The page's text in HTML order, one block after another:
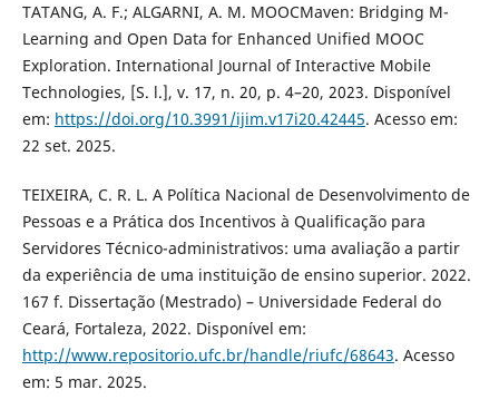
TATANG, A. F.; ALGARNI, A. M. MOOCMaven: Bridging M-
Learning and Open Data for Enhanced Unified MOOC
Exploration. International Journal of Interactive Mobile
Technologies, [S. l.], v. 17, n. 20, p. 4–20, 2023. Disponível
em: https://doi.org/10.3991/ijim.v17i20.42445. Acesso em:
22 set. 2025.
TEIXEIRA, C. R. L. A Política Nacional de Desenvolvimento de
Pessoas e a Prática dos Incentivos à Qualificação para
Servidores Técnico-administrativos: uma avaliação a partir
da experiência de uma instituição de ensino superior. 2022.
167 f. Dissertação (Mestrado) – Universidade Federal do
Ceará, Fortaleza, 2022. Disponível em:
http://www.repositorio.ufc.br/handle/riufc/68643. Acesso
em: 5 mar. 2025.